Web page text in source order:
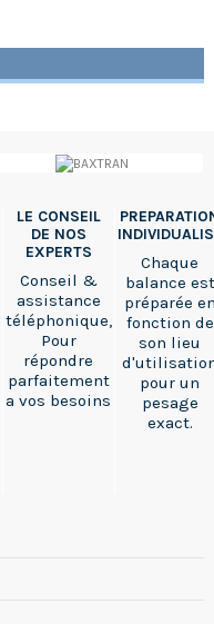
LE CONSEIL
DE NOS
EXPERTS
Conseil &
assistance
téléphonique,
Pour
répondre
parfaitement
a vos besoins
Chaque
balance est
préparée
fonction de
son lieu
pour un
pesage
exact.